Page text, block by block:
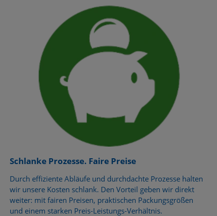
Schlanke Prozesse. Faire Preise
Durch effiziente Abläufe und durchdachte Prozesse halten
wir unsere Kosten schlank. Den Vorteil geben wir direkt
weiter: mit fairen Preisen, praktischen Packungsgrößen
und einem starken Preis-Leistungs-Verhältnis.